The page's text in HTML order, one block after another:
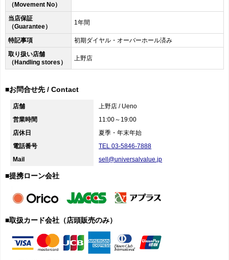
（Movement No）
当店保証
（Guarantee）
1年間
特記事項
初期ダイヤル・オーバーホール済み
取り扱い店舗
（Handling stores）
上野店
■お問合せ先 / Contact
店舗
上野店 / Ueno
営業時間
11:00～19:00
店休日
夏季・年末年始
電話番号
TEL 03-5846-7888
Mail
sell@universalvalue.jp
■提携ローン会社
■取扱カード会社（店頭販売のみ）